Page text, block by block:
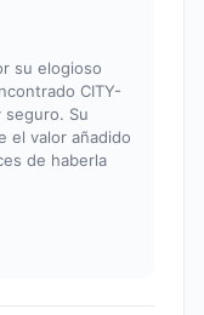
su elogioso
CITY-
seguro. Su
el valor añadido
de haberla